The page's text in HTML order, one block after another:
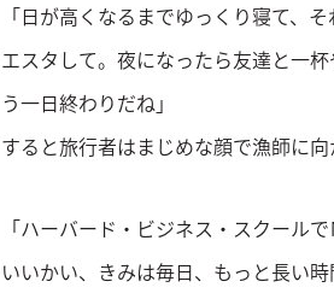
「日が高くなるまでゆっくり寝て、
エスタして。夜になったら友達と一
う一日終わりだね」
すると旅行者はまじめな顔で漁師に向
「ハーバード・ビジネス・スクール
いいかい、きみは毎日、もっと長い